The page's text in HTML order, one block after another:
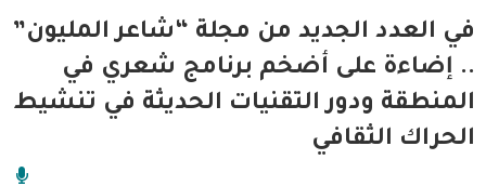
Media:
Header
في العدد الجديد من مجلة “شاعر المليون”
.. إضاءة على أضخم برنامج شعري في
المنطقة ودور التقنيات الحديثة في تنشيط
الحراك الثقافي
اقتصاد واعمال
امنية